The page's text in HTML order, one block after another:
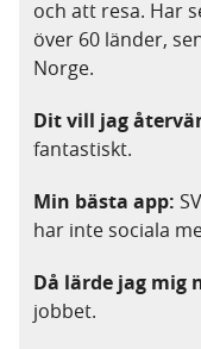
och att resa. Har
över 60 länder,
Norge.
Dit vill jag
fantastiskt.
Min bästa app:
har inte sociala
Då lärde jag mig
jobbet.